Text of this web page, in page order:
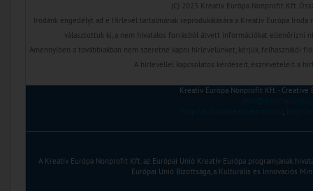
(C) 2023 Kreatív Európa Nonprofit Kft.
Irodánk engedélyt ad e Hírlevél tartalmának reprodukálására a Kreatív Európa
választottuk ki, a nem hivatalos forrásból átvett információkat ellenőrizni
Amennyiben a továbbiakban nem szeretné kapni hírlevelünket, kérjük, felhasználói
A hírlevéllel kapcsolatos kérdéseit, észrevételeit a
Kreatív Európa Nonprofit Kft. - Creative
;
A Kreatív Európa Nonprofit Kft. az Európai Unió Kreatív Európa programjának
Európai Unió Bizottsága, a Kulturális és Innovációs